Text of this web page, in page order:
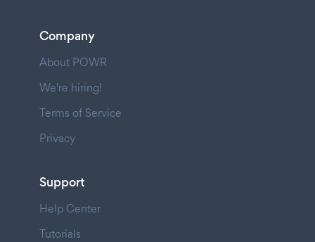
Company
About POWR
We're hiring!
Terms of Service
Privacy
Support
Help Center
Tutorials